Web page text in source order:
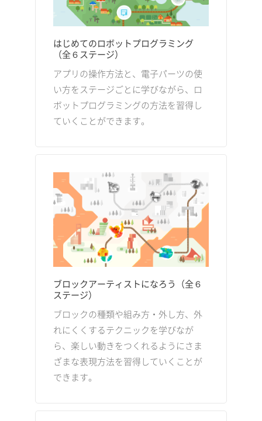
はじめてのロボットプログラミング
（全６ステージ）
アプリの操作方法と、電子パーツの使
い方をステージごとに学びながら、ロ
ボットプログラミングの方法を習得し
ていくことができます。
ブロックアーティストになろう（全６
ステージ）
ブロックの種類や組み方・外し方、外
れにくくするテクニックを学びなが
ら、楽しい動きをつくれるようにさま
ざまな表現方法を習得していくことが
できます。